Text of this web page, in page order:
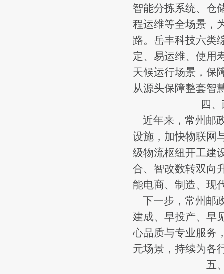
智能分拣系统、仓
程运维等全场景，
路。岳丰科技六类
定、易运维、使用
天候运行场景，保
从源头保障整套智
四
近年来，常州邮
设施，加快物联网
级物流枢纽开工建
合、智改数转双向
能电商、制造、现
下一步，常州邮
建成、早投产、早
心品质与专业服务
元场景，持续为各
五